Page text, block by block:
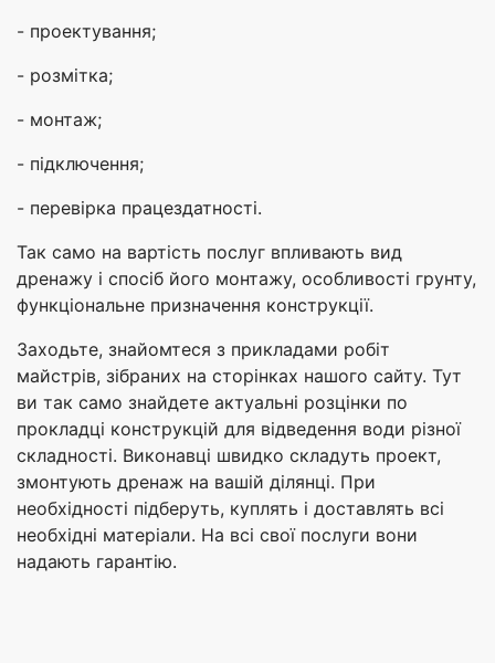
- проектування;
- розмітка;
- монтаж;
- підключення;
- перевірка працездатності.
Так само на вартість послуг впливають вид
дренажу і спосіб його монтажу, особливості грунту,
функціональне призначення конструкції.
Заходьте, знайомтеся з прикладами робіт
майстрів, зібраних на сторінках нашого сайту. Тут
ви так само знайдете актуальні розцінки по
прокладці конструкцій для відведення води різної
складності. Виконавці швидко складуть проект,
змонтують дренаж на вашій ділянці. При
необхідності підберуть, куплять і доставлять всі
необхідні матеріали. На всі свої послуги вони
надають гарантію.